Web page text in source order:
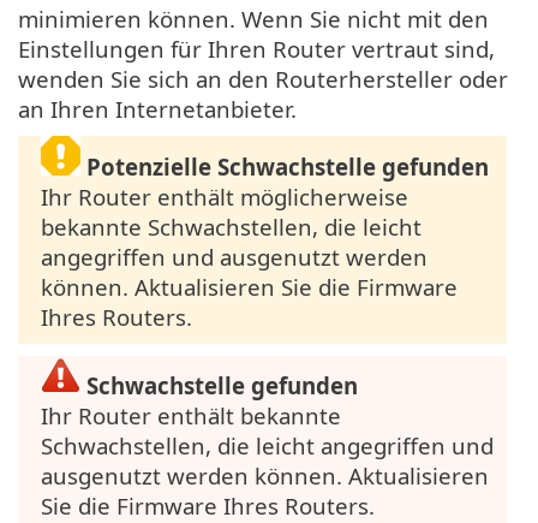
minimieren können. Wenn Sie nicht mit den
Einstellungen für Ihren Router vertraut sind,
wenden Sie sich an den Routerhersteller oder
an Ihren Internetanbieter.
Potenzielle Schwachstelle gefunden
Ihr Router enthält möglicherweise
bekannte Schwachstellen, die leicht
angegriffen und ausgenutzt werden
können. Aktualisieren Sie die Firmware
Ihres Routers.
Schwachstelle gefunden
Ihr Router enthält bekannte
Schwachstellen, die leicht angegriffen und
ausgenutzt werden können. Aktualisieren
Sie die Firmware Ihres Routers.